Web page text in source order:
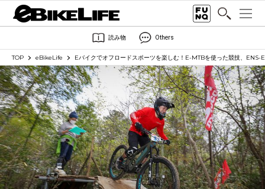
読み物 Others
TOP eBikeLife Eバイクでオフロードスポーツを楽しむ！E-MTBを使った競技、ENS-